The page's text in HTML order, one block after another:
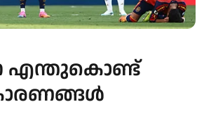
എന്തുകൊണ്ട്